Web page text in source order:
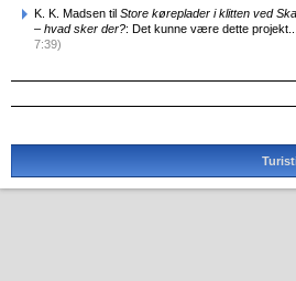
K. K. Madsen til Store køreplader i klitten ved
– hvad sker der?: Det kunne være dette projekt...
7:39)